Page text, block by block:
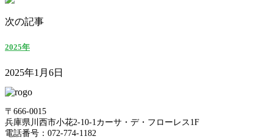
次の記事
2025年
2025年1月6日
〒666-0015
兵庫県川西市小花2-10-1カーサ・デ・フローレス1F
電話番号：072-774-1182